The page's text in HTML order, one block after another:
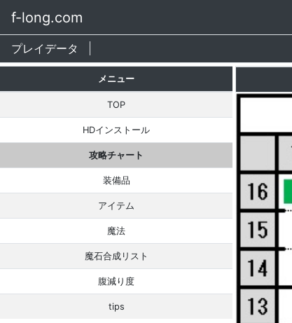
f-long.com
プレイデータ
メニュー
TOP
HDインストール
攻略チャート
装備品
アイテム
魔法
魔石合成リスト
腹減り度
tips